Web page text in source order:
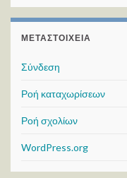
ΜΕΤΑΣΤΟΙΧΕΊΑ
Σύνδεση
Ροή καταχωρίσεων
Ροή σχολίων
WordPress.org